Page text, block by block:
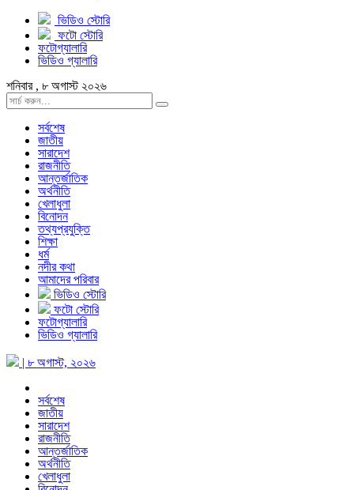
ভিডিও স্টোরি
ফটো স্টোরি
ফটোগ্যালারি
ভিডিও গ্যালারি
শনিবার , ৮ অগাস্ট ২০২৬
সর্বশেষ
জাতীয়
সারাদেশ
রাজনীতি
আন্তর্জাতিক
অর্থনীতি
খেলাধুলা
বিনোদন
তথ্যপ্রযুক্তি
শিক্ষা
ধর্ম
নদীর কথা
আমাদের পরিবার
ভিডিও স্টোরি
ফটো স্টোরি
ফটোগ্যালারি
ভিডিও গ্যালারি
| ৮ অগাস্ট, ২০২৬
সর্বশেষ
জাতীয়
সারাদেশ
রাজনীতি
আন্তর্জাতিক
অর্থনীতি
খেলাধুলা